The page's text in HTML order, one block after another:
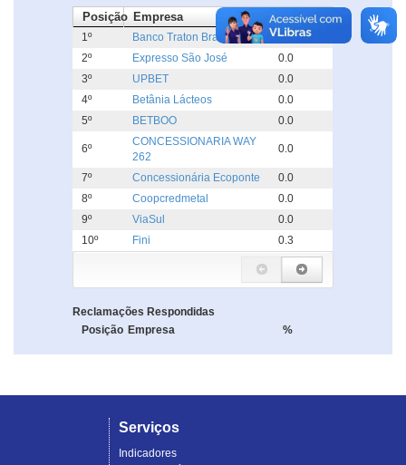
Posição Empresa Dias
1º Banco Traton Brasil
0.0
2º
Expresso São José
0.0
3º
UPBET
0.0
4º
Betânia Lácteos
0.0
5º
BETBOO 0.0
6º
CONCESSIONARIA WAY
262
0.0
7º Concessionária Ecoponte
0.0
8º
Coopcredmetal
0.0
9º
ViaSul
0.0
10º
Fini 0.3
Reclamações Respondidas
Posição Empresa %
Serviços
Indicadores